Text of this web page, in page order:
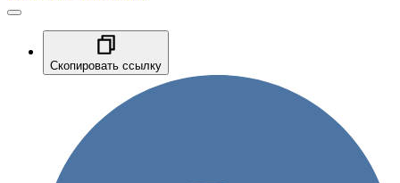
Скопировать ссылку